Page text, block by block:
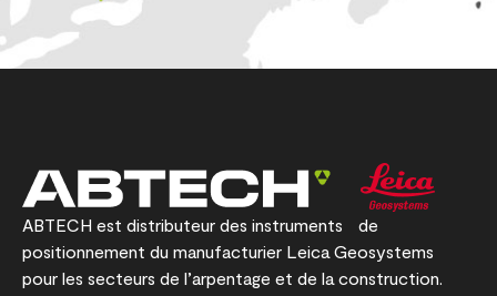
ABTECH est distributeur des instruments de
positionnement du manufacturier Leica Geosystems
pour les secteurs de l’arpentage et de la construction.